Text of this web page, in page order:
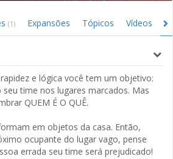
(1) Expansões Tópicos Vídeos
e lógica você tem um objetivo:
time nos lugares marcados. Mas
QUEM É O QUÊ.
em objetos da casa. Então,
ocupante do lugar vago, pense
errada seu time será prejudicado!